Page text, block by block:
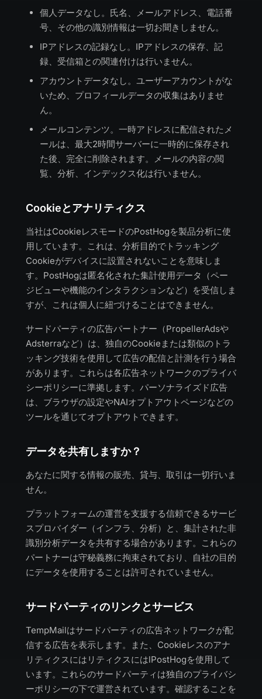
個人データなし。氏名、メールアドレス、電話番
号、その他の識別情報は一切お聞きしません。
IPアドレスの記録なし。IPアドレスの保存、記
録、受信箱との関連付けは行いません。
アカウントデータなし。ユーザーアカウントがな
いため、プロフィールデータの収集はありませ
ん。
メールコンテンツ。一時アドレスに配信されたメ
ールは、最大2時間サーバーに一時的に保存され
た後、完全に削除されます。メールの内容の閲
覧、分析、インデックス化は行いません。
Cookieとアナリティクス
当社はCookieレスモードのPostHogを製品分析に使
用しています。これは、分析目的でトラッキング
Cookieがデバイスに設置されないことを意味しま
す。PostHogは匿名化された集計使用データ（ペー
ジビューや機能のインタラクションなど）を受信しま
すが、これは個人に紐づけることはできません。
サードパーティの広告パートナー（PropellerAdsや
Adsterraなど）は、独自のCookieまたは類似のトラ
ッキング技術を使用して広告の配信と計測を行う場合
があります。これらは各広告ネットワークのプライバ
シーポリシーに準拠します。パーソナライズド広告
は、ブラウザの設定やNAIオプトアウトページなどの
ツールを通じてオプトアウトできます。
データを共有しますか？
あなたに関する情報の販売、貸与、取引は一切行いま
せん。
プラットフォームの運営を支援する信頼できるサービ
スプロバイダー（インフラ、分析）と、集計された非
識別分析データを共有する場合があります。これらの
パートナーは守秘義務に拘束されており、自社の目的
にデータを使用することは許可されていません。
サードパーティのリンクとサービス
TempMailはサードパーティの広告ネットワークが配
信する広告を表示します。また、Cookieレスのアナ
リティクスにはリティクスにはlPostHogを使用して
います。これらのサードパーティは独自のプライバシ
ーポリシーの下で運営されています。確認することを